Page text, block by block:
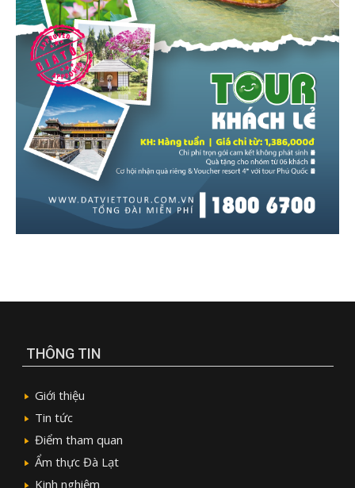
THÔNG TIN
Giới thiệu
Tin tức
Điểm tham quan
Ẩm thực Đà Lạt
Kinh nghiệm